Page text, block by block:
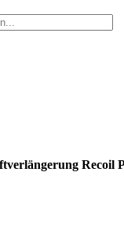
Recoil